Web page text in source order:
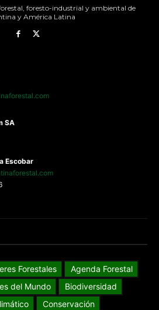
foresto-industrial y ambiental de
y América Latina
SA
Escobar
Forestales
Agenda Forestal
del Mundo
Biodiversidad
Conservación